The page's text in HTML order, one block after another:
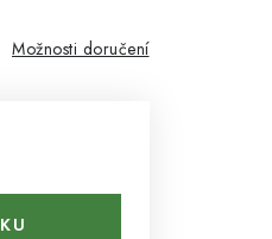
Možnosti doručení